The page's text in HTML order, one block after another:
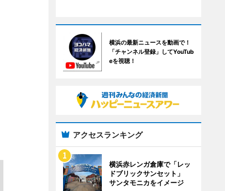
横浜の最新ニュースを動画で！
「チャンネル登録」してYouTub
eを視聴！
アクセスランキング
横浜赤レンガ倉庫で「レッ
ドブリックサンセット」
サンタモニカをイメージ